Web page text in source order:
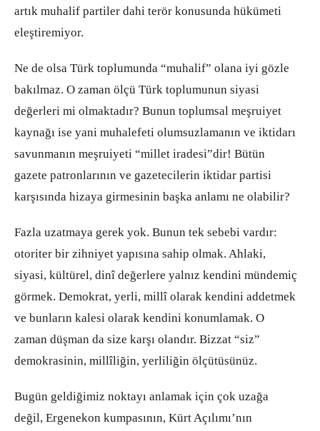
artık muhalif partiler dahi terör konusunda hükümeti
eleştiremiyor.
Ne de olsa Türk toplumunda “muhalif” olana iyi gözle
bakılmaz. O zaman ölçü Türk toplumunun siyasi
değerleri mi olmaktadır? Bunun toplumsal meşruiyet
kaynağı ise yani muhalefeti olumsuzlamanın ve iktidarı
savunmanın meşruiyeti “millet iradesi”dir! Bütün
gazete patronlarının ve gazetecilerin iktidar partisi
karşısında hizaya girmesinin başka anlamı ne olabilir?
Fazla uzatmaya gerek yok. Bunun tek sebebi vardır:
otoriter bir zihniyet yapısına sahip olmak. Ahlaki,
siyasi, kültürel, dinî değerlere yalnız kendini mündemiç
görmek. Demokrat, yerli, millî olarak kendini addetmek
ve bunların kalesi olarak kendini konumlamak. O
zaman düşman da size karşı olandır. Bizzat “siz”
demokrasinin, millîliğin, yerliliğin ölçütüsünüz.
Bugün geldiğimiz noktayı anlamak için çok uzağa
değil, Ergenekon kumpasının, Kürt Açılımı’nın